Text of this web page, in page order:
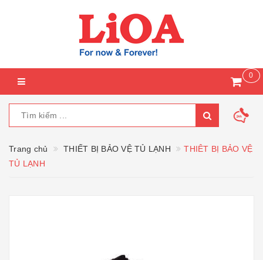
0
Trang chủ THIẾT BỊ BẢO VỆ TỦ LẠNH
THIÊT BỊ BẢO VỆ
TỦ LẠNH